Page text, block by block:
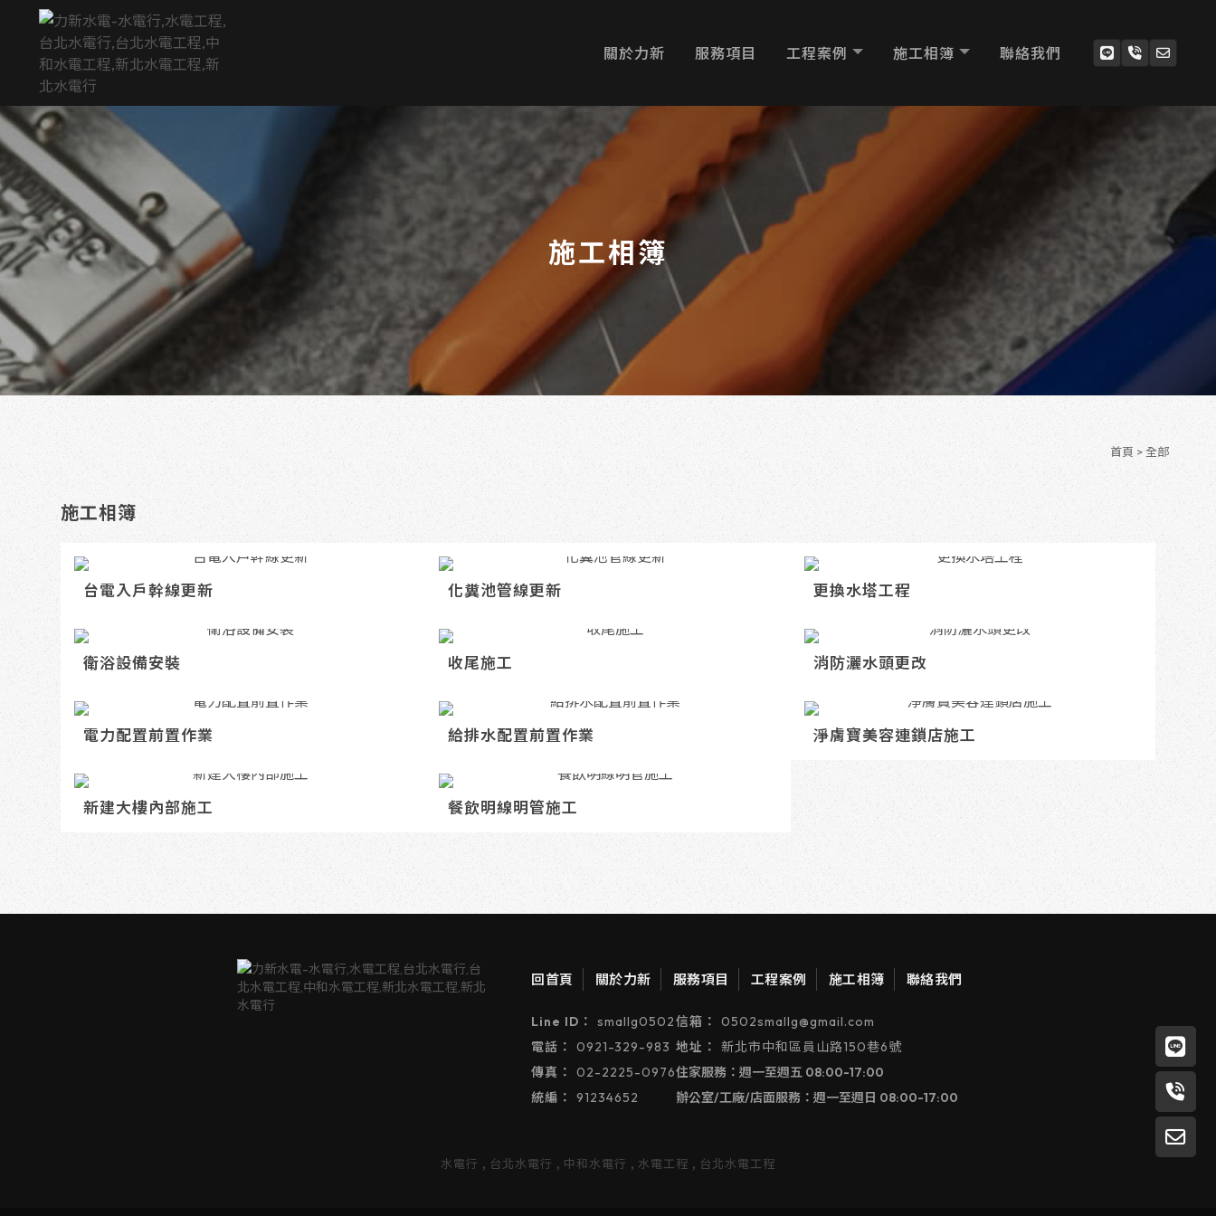
關於力新 服務項目 工程案例 施工相簿 聯絡我們
施工相簿
首頁 > 全部
施工相簿
台電入戶幹線更新 化糞池管線更新 更換水塔工程
衛浴設備安裝 收尾施工 消防灑水頭更改
電力配置前置作業 給排水配置前置作業 淨膚寶美容連鎖店施工
新建大樓內部施工 餐飲明線明管施工
smallg0502
0921-329-983
02-2225-0976
91234652
0502smallg@gmail.com
新北市中和區員山路150巷6號
回首頁 關於力新 服務項目 工程案例 施工相簿 聯絡我們
水電行 台北水電行 中和水電行 水電工程 台北水電工程